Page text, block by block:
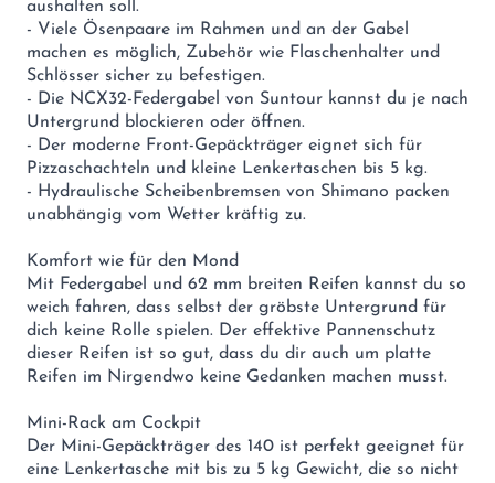
aushalten soll.
- Viele Ösenpaare im Rahmen und an der Gabel
machen es möglich, Zubehör wie Flaschenhalter und
Schlösser sicher zu befestigen.
- Die NCX32-Federgabel von Suntour kannst du je nach
Untergrund blockieren oder öffnen.
- Der moderne Front-Gepäckträger eignet sich für
Pizzaschachteln und kleine Lenkertaschen bis 5 kg.
- Hydraulische Scheibenbremsen von Shimano packen
unabhängig vom Wetter kräftig zu.
Komfort wie für den Mond
Mit Federgabel und 62 mm breiten Reifen kannst du so
weich fahren, dass selbst der gröbste Untergrund für
dich keine Rolle spielen. Der effektive Pannenschutz
dieser Reifen ist so gut, dass du dir auch um platte
Reifen im Nirgendwo keine Gedanken machen musst.
Mini-Rack am Cockpit
Der Mini-Gepäckträger des 140 ist perfekt geeignet für
eine Lenkertasche mit bis zu 5 kg Gewicht, die so nicht